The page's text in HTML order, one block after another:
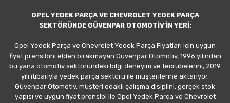
OPEL YEDEK PARÇA VE CHEVROLET YEDEK PARÇA
SEKTÖRÜNDE GÜVENPAR OTOMOTİV'İN YERİ;
Opel Yedek Parça ve Chevrolet Yedek Parça Fiyatları için uygun
fiyat prensibini elden bırakmayan Güvenpar Otomotiv, 1996 yılından
bu yana otomotiv sektöründeki bilgi deneyim ve tecrübelerini, 2019
yılı itibarıyla yedek parça sektörü ile müşterilerine aktarıyor.
Güvenpar Otomotiv, müşteri odaklı çalışma disiplini, gerçek stok
yapısı ve uygun fiyat prensibi ile Opel Yedek Parça ve Chevrolet